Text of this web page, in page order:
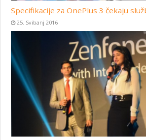
Specifikacije za OnePlus 3 čekaju
25. Svibanj 2016